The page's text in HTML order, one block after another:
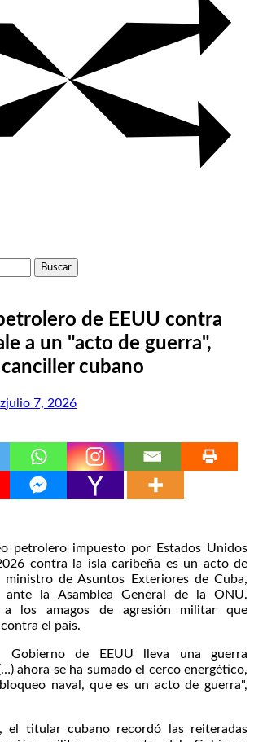
de EEUU contra
a un "acto de guerra",
cubano
julio 7, 2026
petrolero impuesto por Estados Unidos
contra la isla caribeña es un acto de
ministro de Asuntos Exteriores de Cuba,
ante la Asamblea General de la ONU.
a los amagos de agresión militar que
el país.
Gobierno de EEUU lleva una guerra
ahora se ha sumado el cerco energético,
naval, que es un acto de guerra",
el titular cubano recordó las reiteradas